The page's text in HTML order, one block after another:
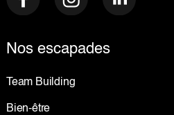
Nos escapades
Team Building
Bien-être